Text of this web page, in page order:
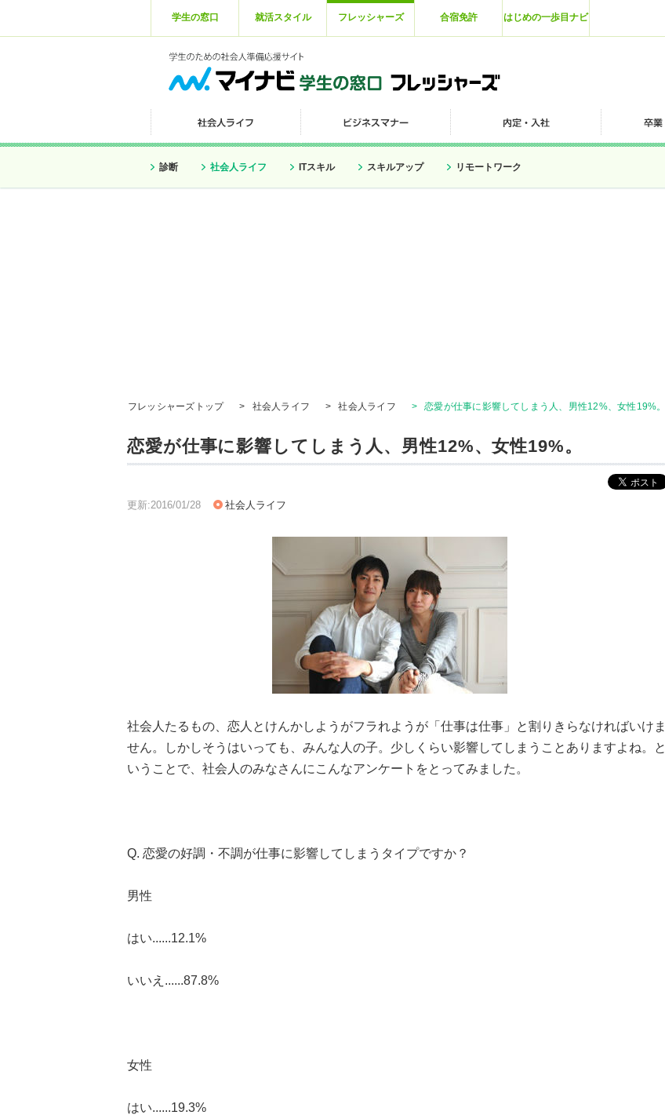
学生の窓口 就活スタイル フレッシャーズ 合宿免許 はじめの一歩目ナビ
診断 社会人ライフ ITスキル スキルアップ リモートワーク
フレッシャーズトップ > 社会人ライフ > 社会人ライフ > 恋愛が仕事に影響してしまう人、男性12%、女性19%。
恋愛が仕事に影響してしまう人、男性12%、女性19%。
更新:2016/01/28 社会人ライフ
社会人たるもの、恋人とけんかしようがフラれようが「仕事は仕事」と割りきらなければいけま
せん。しかしそうはいっても、みんな人の子。少しくらい影響してしまうことありますよね。と
いうことで、社会人のみなさんにこんなアンケートをとってみました。
Q. 恋愛の好調・不調が仕事に影響してしまうタイプですか？
男性
はい......12.1%
いいえ......87.8%
女性
はい......19.3%